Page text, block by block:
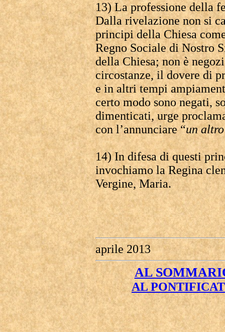
13) La professione della
Dalla rivelazione non si
principi della Chiesa
Regno Sociale di Nostro
della Chiesa; non è
circostanze, il dovere di
e in altri tempi
certo modo sono negati,
dimenticati, urge
con l’annunciare “un
14) In difesa di questi
invochiamo la Regina
Vergine, Maria.
aprile 2013
AL
AL